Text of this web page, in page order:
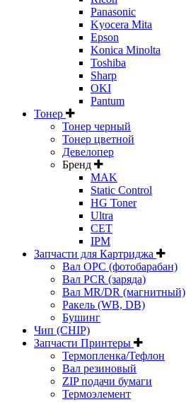
Panasonic
Kyocera Mita
Epson
Konica Minolta
Toshiba
Sharp
OKI
Pantum
Тонер
Тонер черный
Тонер цветной
Девелопер
Бренд
MAK
Static Control
HG Toner
Ultra
CET
IPM
Запчасти для Картриджа
Вал OPC (фотобарабан)
Вал PCR (заряда)
Вал MR/DR (магнитный)
Ракель (WB, DB)
Бушинг
Чип (CHIP)
Запчасти Принтеры
Термопленка/Тефлон
Вал резиновый
ZIP подачи бумаги
Термоэлемент